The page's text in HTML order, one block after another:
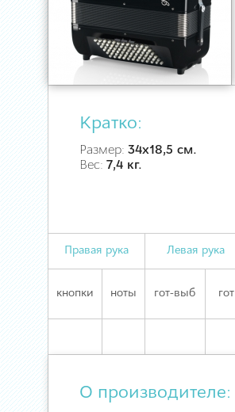
Кратко:
Размер: 34х18,5 см.
Вес: 7,4 кг.
Правая рука Левая рука
кнопки ноты гот-выб гот
О производителе: